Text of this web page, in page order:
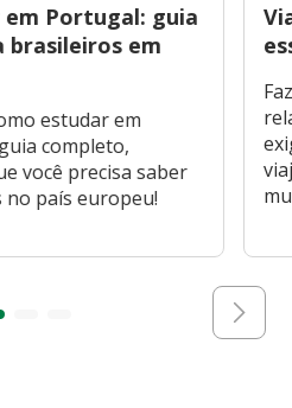
Portugal: guia
brasileiros em
estudar em
completo,
você precisa saber
país europeu!